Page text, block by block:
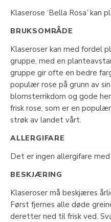
Klaserose ‘Bella Rosa’kan
BRUKSOMRÅDE
Klaseroser kan med fordel
gruppe, med en
gruppe gir ofte en bedre
populær rose på grunn av
blomsterrikdom og gode
frisk rose, som er en
strøk av landet vårt.
ALLERGIFARE
Det er ingen allergifare med
BESKJÆRING
Klaseroser må beskjæres
Først fjernes alle døde
deretter ned til frisk ved.